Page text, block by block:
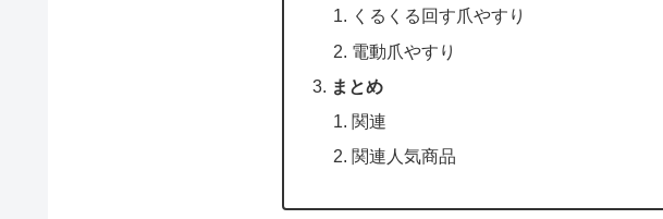
くるくる回す爪やすり
電動爪やすり
まとめ
関連
関連人気商品